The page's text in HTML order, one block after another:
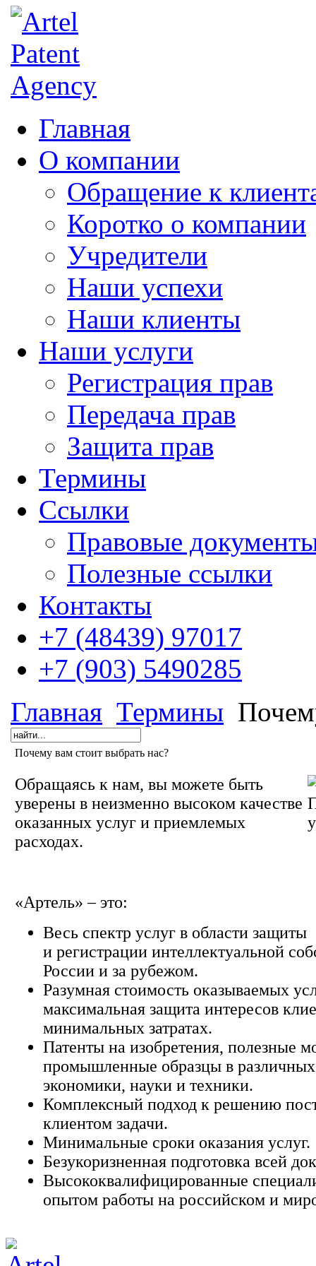
Главная
О компании
Обращение к
Коротко о компании
Учредители
Наши успехи
Наши клиенты
Наши услуги
Регистрация прав
Передача прав
Защита прав
Термины
Cсылки
Правовые
Полезные ссылки
Контакты
+7 (48439) 97017
+7 (903) 5490285
Главная Термины
Почему вам стоит выбрать нас?
Обращаясь к нам, вы можете быть
уверены в неизменно высоком качестве
оказанных услуг и приемлемых
расходах.
«Артель» – это:
Весь спектр услуг в области защиты
и регистрации интеллектуальной
России и за рубежом.
Разумная стоимость оказываемых
максимальная защита интересов
минимальных затратах.
Патенты на изобретения, полезные
промышленные образцы в различных
экономики, науки и техники.
Комплексный подход к решению
клиентом задачи.
Минимальные сроки оказания услуг.
Безукоризненная подготовка всей
Высококвалифицированные
опытом работы на российском и